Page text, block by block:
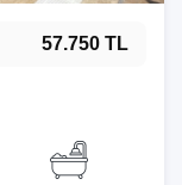
57.750 TL